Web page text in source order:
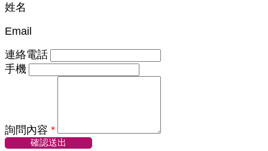
姓名
Email
連絡電話
手機
詢問內容 *
確認送出